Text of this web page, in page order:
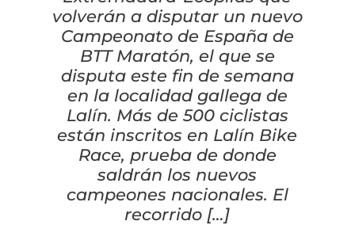
Eléctricas
Infantil
Montajes a la Carta
Segunda mano
Pedales
Potencias
Ruedas
Sillines
Suspensión
Gafas
Zapatillas
Puños y cintas
Bombas
Equipaciones gr-100
Equipaciones Extremadura
Ropa
Guantes
Calcetines
REBAJAS
OUTLET
volverán a disputar un nuevo
Campeonato de España de
BTT Maratón, el que se
disputa este fin de semana
en la localidad gallega de
Lalín. Más de 500 ciclistas
están inscritos en Lalín Bike
Race, prueba de donde
saldrán los nuevos
campeones nacionales. El
recorrido […]